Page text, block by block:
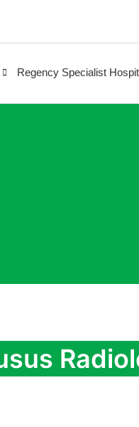
Regency Specialist